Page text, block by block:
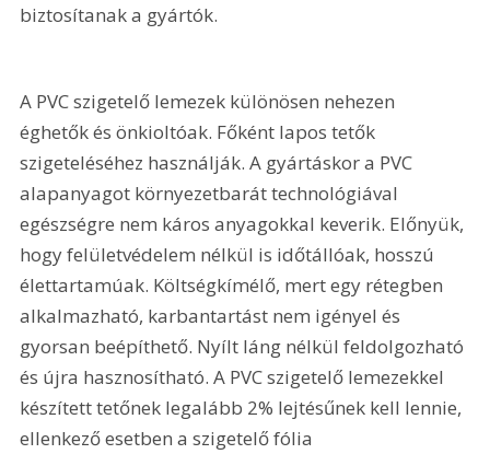
biztosítanak a gyártók.
A PVC szigetelő lemezek különösen nehezen
éghetők és önkioltóak. Főként lapos tetők
szigeteléséhez használják. A gyártáskor a PVC
alapanyagot környezetbarát technológiával
egészségre nem káros anyagokkal keverik. Előnyük,
hogy felületvédelem nélkül is időtállóak, hosszú
élettartamúak. Költségkímélő, mert egy rétegben
alkalmazható, karbantartást nem igényel és
gyorsan beépíthető. Nyílt láng nélkül feldolgozható
és újra hasznosítható. A PVC szigetelő lemezekkel
készített tetőnek legalább 2% lejtésűnek kell lennie,
ellenkező esetben a szigetelő fólia